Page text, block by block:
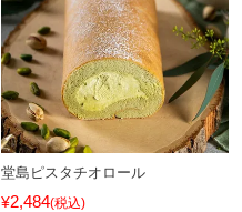
堂島ピスタチオロール
¥2,484 税込